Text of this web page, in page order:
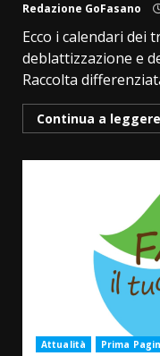
Redazione GoFasano
Ecco i calendari dei
deblattizzazione e
Raccolta
Continua a leggere
Attualità Prima